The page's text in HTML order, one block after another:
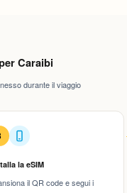
Caraibi
durante il viaggio
la eSIM
il QR code e segui i